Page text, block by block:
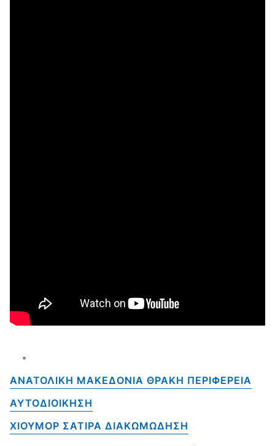
ΑΝΑΤΟΛΙΚΗ ΜΑΚΕΔΟΝΙΑ ΘΡΑΚΗ ΠΕΡΙΦΕΡΕΙΑ
ΑΥΤΟΔΙΟΙΚΗΣΗ
ΧΙΟΥΜΟΡ ΣΑΤΙΡΑ ΔΙΑΚΩΜΩΔΗΣΗ